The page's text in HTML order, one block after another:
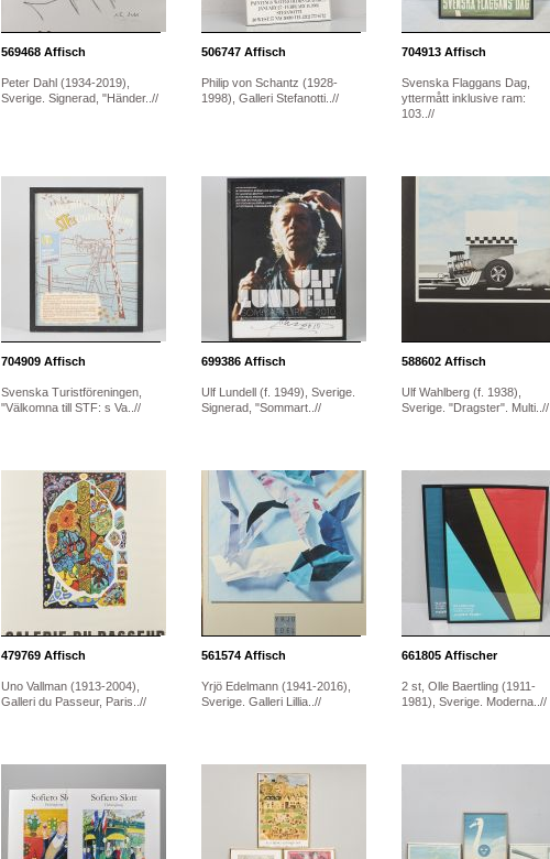
569468Affisch
Peter Dahl (1934-2019),
Sverige. Signerad, "Händer..//
506747Affisch
Philip von Schantz (1928-
1998), Galleri Stefanotti..//
704913Affisch
Svenska Flaggans Dag,
yttermått inklusive ram:
103..//
704909Affisch
Svenska Turistföreningen,
"Välkomna till STF: s Va..//
699386Affisch
Ulf Lundell (f. 1949), Sverige.
Signerad, "Sommart..//
588602Affisch
Ulf Wahlberg (f. 1938),
Sverige. "Dragster". Multi..//
479769Affisch
Uno Vallman (1913-2004),
Galleri du Passeur, Paris..//
561574Affisch
Yrjö Edelmann (1941-2016),
Sverige. Galleri Lillia..//
661805Affischer
2 st, Olle Baertling (1911-
1981), Sverige. Moderna..//